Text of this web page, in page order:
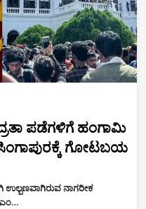
ಪಡೆಗಳಿಗೆ ಹಂಗಾಮಿ
ಗೋಟಬಯ
ಉಲ್ಬಣವಾಗಿರುವ ನಾಗರೀಕ
ಎಂ…